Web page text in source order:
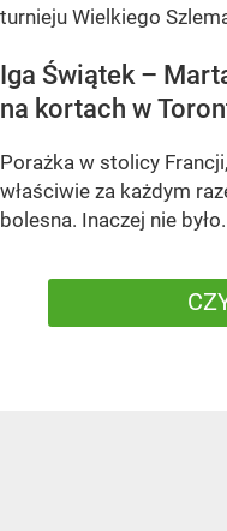
turnieju Wielkiego
Iga Świątek –
na kortach w
Porażka w stolicy
właściwie za każdym
bolesna. Inaczej nie